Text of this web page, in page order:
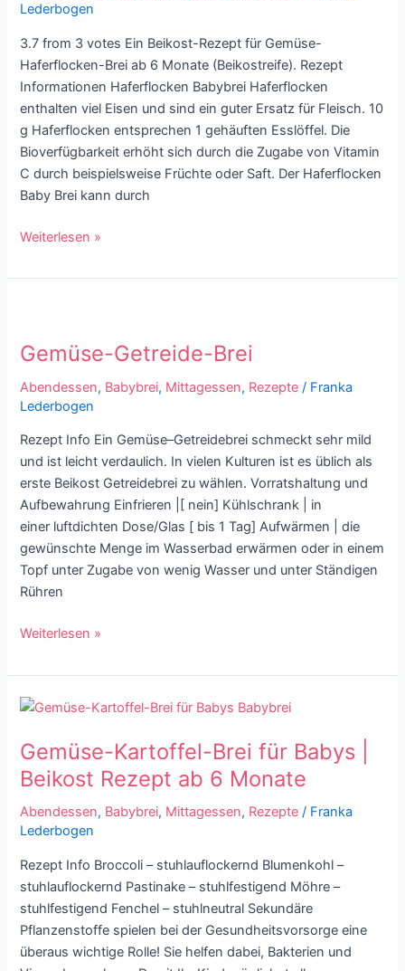
Lederbogen
3.7 from 3 votes Ein Beikost-Rezept für Gemüse-
Haferflocken-Brei ab 6 Monate (Beikostreife). Rezept
Informationen Haferflocken Babybrei Haferflocken
enthalten viel Eisen und sind ein guter Ersatz für Fleisch. 10
g Haferflocken entsprechen 1 gehäuften Esslöffel. Die
Bioverfügbarkeit erhöht sich durch die Zugabe von Vitamin
C durch beispielsweise Früchte oder Saft. Der Haferflocken
Baby Brei kann durch
Hafer-
ab
6
Monate
Weiterlesen »
Gemüse-Getreide-Brei
Abendessen, Babybrei, Mittagessen, Rezepte / Franka
Lederbogen
Rezept Info Ein Gemüse–Getreidebrei schmeckt sehr mild
und ist leicht verdaulich. In vielen Kulturen ist es üblich als
erste Beikost Getreidebrei zu wählen. Vorratshaltung und
Aufbewahrung Einfrieren |[ nein] Kühlschrank | in
einer luftdichten Dose/Glas [ bis 1 Tag] Aufwärmen | die
gewünschte Menge im Wasserbad erwärmen oder in einem
Topf unter Zugabe von wenig Wasser und unter Ständigen
Rühren
Brei
Weiterlesen »
Gemüse-Kartoffel-Brei für Babys |
Beikost Rezept ab 6 Monate
Abendessen, Babybrei, Mittagessen, Rezepte / Franka
Lederbogen
Rezept Info Broccoli – stuhlauflockernd Blumenkohl –
stuhlauflockernd Pastinake – stuhlfestigend Möhre –
stuhlfestigend Fenchel – stuhlneutral Sekundäre
Pflanzenstoffe spielen bei der Gesundheitsvorsorge eine
überaus wichtige Rolle! Sie helfen dabei, Bakterien und
Gemüse-
Brei
für
Babys
|
Beikost
Rezept
ab
Monate